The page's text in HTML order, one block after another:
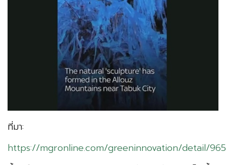
ที่มา:
https://mgronline.com/greeninnovation/detail/